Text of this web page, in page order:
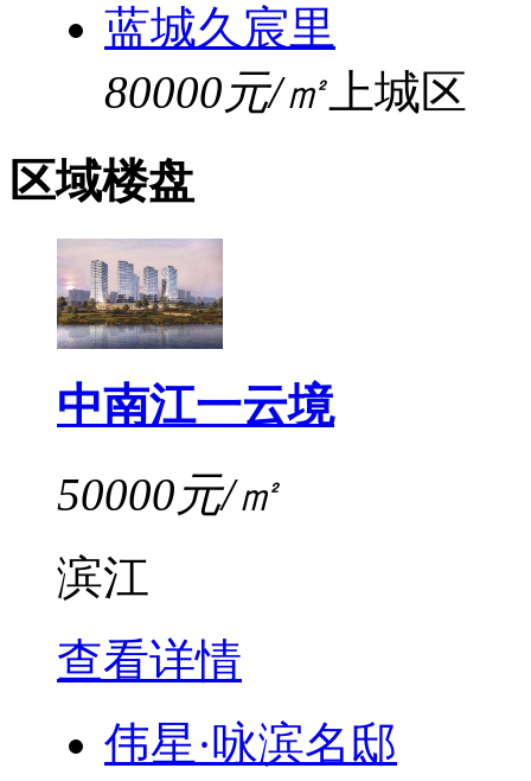
蓝城久宸里
80000元/㎡ 上城区
区域楼盘
中南江一云境
50000元/㎡
滨江
查看详情
伟星·咏滨名邸